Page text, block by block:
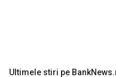
Ultimele stiri pe